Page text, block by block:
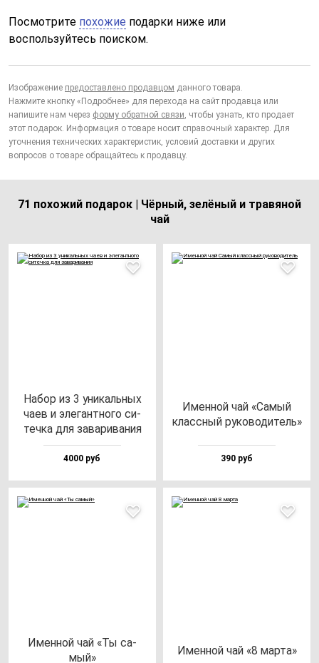
Посмотрите похожие подарки ниже или
воспользуйтесь поиском.
Изображение предоставлено продавцом данного товара.
Нажмите кнопку «Подробнее» для перехода на сайт продавца или
напишите нам через форму обратной связи, чтобы узнать, кто продает
этот подарок. Информация о товаре носит справочный характер. Для
уточнения технических характеристик, условий доставки и других
вопросов о товаре обращайтесь к продавцу.
71 похожий подарок | Чёрный, зелёный и травяной
чай
Набор из 3 уни­каль­ных
ча­ев и эле­ган­тно­го си­
теч­ка для за­ва­ри­ва­ния
4000 руб
Имен­ной чай «Самый
клас­сный ру­ко­во­ди­тель»
390 руб
Имен­ной чай «Ты са­
мый»
Имен­ной чай «8 мар­та»